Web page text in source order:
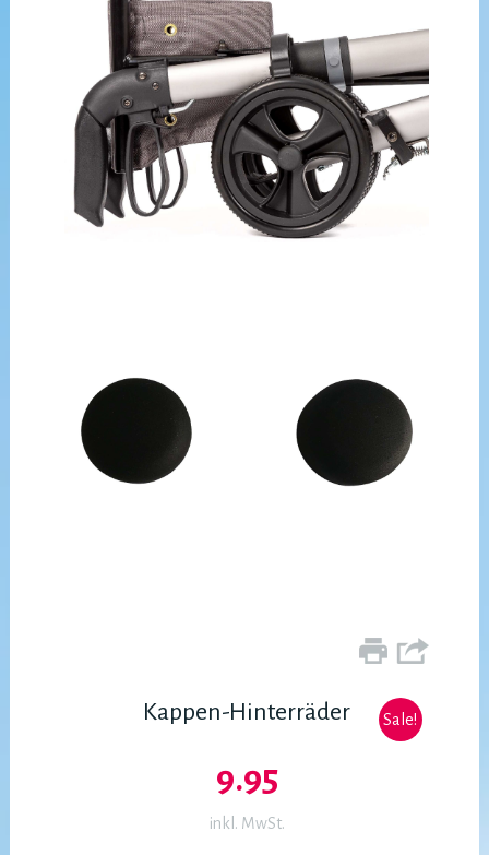
Sale!
Kappen-Hinterräder
9.95
inkl. MwSt.